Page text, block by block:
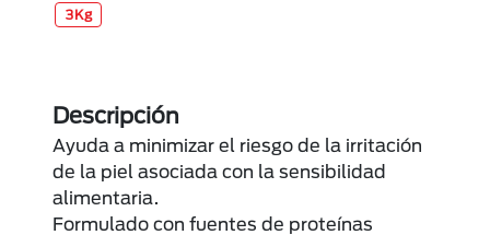
3Kg
Descripción
Ayuda a minimizar el riesgo de la irritación
de la piel asociada con la sensibilidad
alimentaria.
Formulado con fuentes de proteínas